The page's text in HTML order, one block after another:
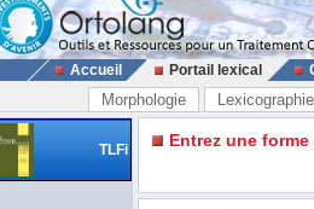
Accueil Portail lexical
Morphologie Lexicographie
TLFi Entrez une forme